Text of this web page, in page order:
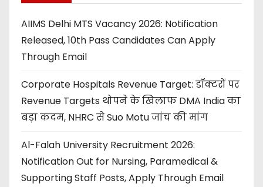
AIIMS Delhi MTS Vacancy 2026: Notification
Released, 10th Pass Candidates Can Apply
Through Email
Corporate Hospitals Revenue Target: डॉक्टरों पर
Revenue Targets थोपने के खिलाफ DMA India का
बड़ा कदम, NHRC से Suo Motu जांच की मांग
Al-Falah University Recruitment 2026:
Notification Out for Nursing, Paramedical &
Supporting Staff Posts, Apply Through Email